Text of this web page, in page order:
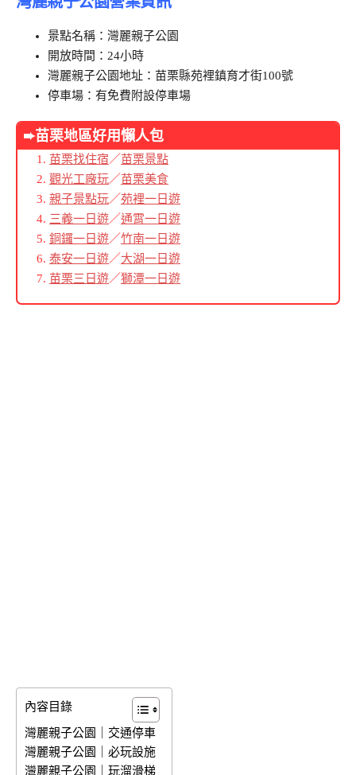
景點名稱：灣麗親子公園
開放時間：24小時
灣麗親子公園地址：苗栗縣苑裡鎮育才街100號
停車場：有免費附設停車場
➨苗栗地區好用懶人包
苗栗找住宿／苗栗景點
觀光工廠玩／苗栗美食
親子景點玩／苑裡一日遊
三義一日遊／通霄一日遊
銅鑼一日遊／竹南一日遊
泰安一日遊／大湖一日遊
苗栗三日遊／獅潭一日遊
內容目錄
灣麗親子公園｜交通停車
灣麗親子公園｜必玩設施
灣麗親子公園｜玩溜滑梯